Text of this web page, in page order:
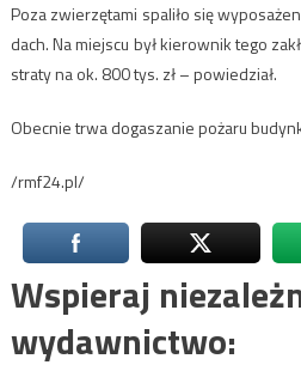
Poza zwierzętami spaliło się
dach. Na miejscu był kierownik tego
straty na ok. 800 tys. zł – powiedział.
Obecnie trwa dogaszanie pożaru
/rmf24.pl/
Wspieraj
wydawnictwo: